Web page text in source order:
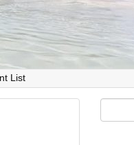
List